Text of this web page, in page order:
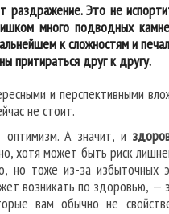
раздражение. Это не
много подводных
к сложностям и
притираться друг к другу.
и перспективными
не стоит.
оптимизм. А значит, и
хотя может быть риск
тоже из-за избыточных
возникать по здоровью, —
вам обычно не